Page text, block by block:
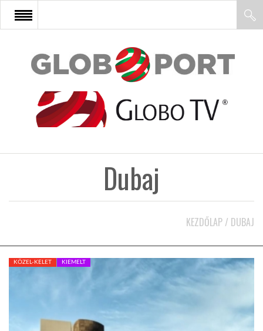
FŐOLDAL
AFRIKA
AUSZTRÁLIA
Dubaj
KEZDŐLAP / DUBAJ
KÖZEL-KELET KIEMELT